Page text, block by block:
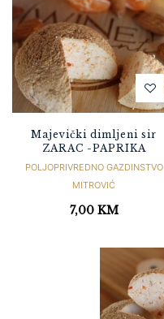
Majevički dimljeni sir
ZARAC -PAPRIKA
POLJOPRIVREDNO GAZDINSTVO
MITROVIĆ
7,00 KM